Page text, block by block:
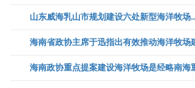
山东威海乳山市规划建设六处新型海洋牧场
海南政协重点提案建设海洋牧场是经略南海